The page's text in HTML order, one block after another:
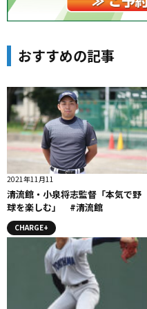
おすすめの記事
2021年11月11
清流館・小泉将志監督「本気で野
球を楽しむ」 #清流館
CHARGE+